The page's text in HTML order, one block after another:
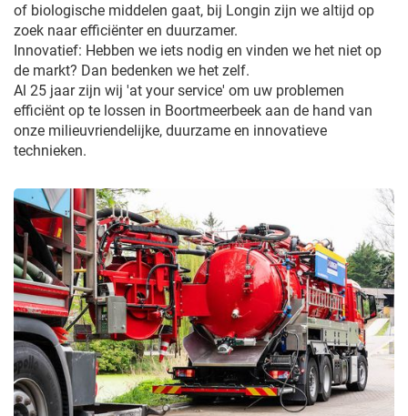
of biologische middelen gaat, bij Longin zijn we altijd op
zoek naar efficiënter en duurzamer.
Innovatief: Hebben we iets nodig en vinden we het niet op
de markt? Dan bedenken we het zelf.
Al 25 jaar zijn wij 'at your service' om uw problemen
efficiënt op te lossen in Boortmeerbeek aan de hand van
onze milieuvriendelijke, duurzame en innovatieve
technieken.